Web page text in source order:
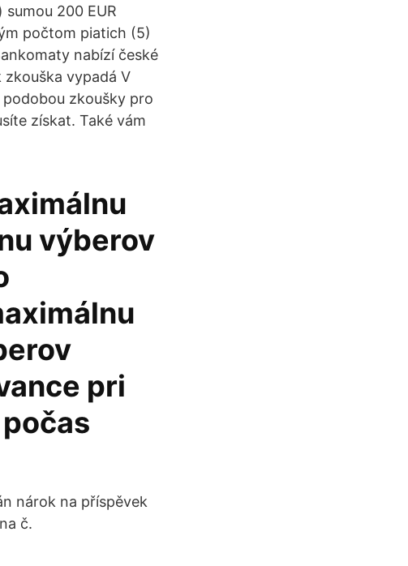
200 EUR
počtom piatich (5)
nabízí české
vypadá V
zkoušky pro
získat. Také vám
výberov
pri
nárok na příspěvek
č.